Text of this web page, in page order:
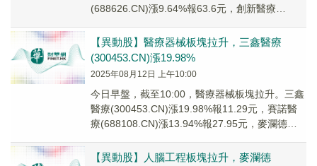
(688626.CN)漲9.64%報63.6元，創新醫療
【異動股】醫療器械板塊拉升，三鑫醫療
(300453.CN)漲19.98%
2025年08月12日 上午10:00
今日早盤，截至10:00，醫療器械板塊拉升。三鑫
醫療(300453.CN)漲19.98%報11.29元，賽諾醫
療(688108.CN)漲13.94%報27.95元，麥瀾德
【異動股】人腦工程板塊拉升，麥瀾德